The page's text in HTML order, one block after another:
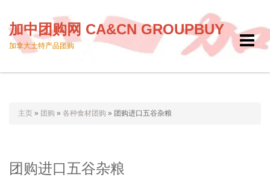
Toggle
加中团购网 CA&CN GROUPBUY
加拿大土特产品团购
主页 » 团购 » 各种食材团购 » 团购进口五谷杂粮
团购进口五谷杂粮